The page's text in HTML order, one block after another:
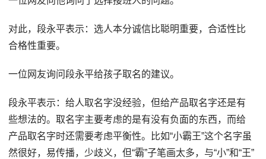
对此，段永平表示：选人本分诚信比聪明重要，合适性比
合格性重要。
一位网友询问段永平给孩子取名的建议。
段永平表示：给人取名字没经验，但给产品取名字还是有
些想法的。取名字主要考虑的是有没有负面的东西，而给
产品取名字时还需要考虑平衡性。比如“小霸王”这个名字虽
然很好，易传播，少歧义，但“霸”子笔画太多，与“小”和“王”